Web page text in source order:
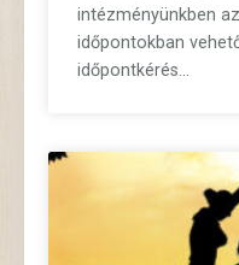
intézményünkben
időpontokban
időpontkérés…